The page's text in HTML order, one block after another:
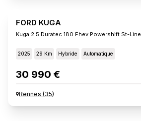
FORD KUGA
Kuga 2.5 Duratec 180 Fhev Powershift St-Line
2025 29 Km Hybride Automatique
30 990 €
Rennes (35)